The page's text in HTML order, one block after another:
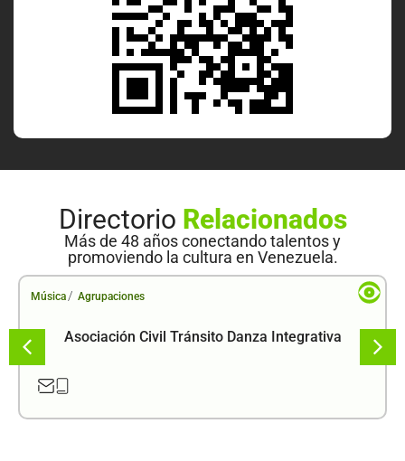
Directorio Relacionados
Más de 48 años conectando talentos y
promoviendo la cultura en Venezuela.
Música / Agrupaciones
Asociación Civil Tránsito Danza Integrativa